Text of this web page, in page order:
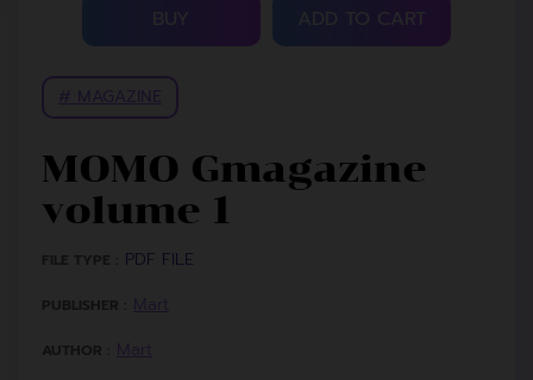
ADD TO CART
MOMO Gmagazine
volume 1
FILE TYPE : PDF FILE
PUBLISHER :
AUTHOR :